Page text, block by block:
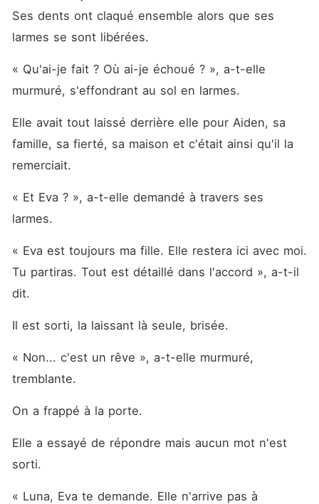
Ses dents ont claqué ensemble alors que ses
larmes se sont libérées.
« Qu'ai-je fait ? Où ai-je échoué ? », a-t-elle
murmuré, s'effondrant au sol en larmes.
Elle avait tout laissé derrière elle pour Aiden, sa
famille, sa fierté, sa maison et c'était ainsi qu'il la
remerciait.
« Et Eva ? », a-t-elle demandé à travers ses
larmes.
« Eva est toujours ma fille. Elle restera ici avec moi.
Tu partiras. Tout est détaillé dans l'accord », a-t-il
dit.
Il est sorti, la laissant là seule, brisée.
« Non... c'est un rêve », a-t-elle murmuré,
tremblante.
On a frappé à la porte.
Elle a essayé de répondre mais aucun mot n'est
sorti.
« Luna, Eva te demande. Elle n'arrive pas à